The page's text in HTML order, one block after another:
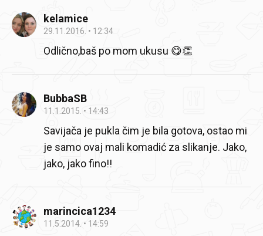
kelamice
29.11.2016. 12:34
Odlično,baš po mom ukusu 😋👏
BubbaSB
11.1.2015. 14:43
Savijača je pukla čim je bila gotova, ostao mi
je samo ovaj mali komadić za slikanje. Jako,
jako, jako fino!!
marincica1234
11.5.2014. 14:59